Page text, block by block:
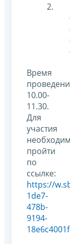
Время
10.00-
11.30.
Для
участия
пройти
по
ссылке:
https://
1de7-
478b-
9194-